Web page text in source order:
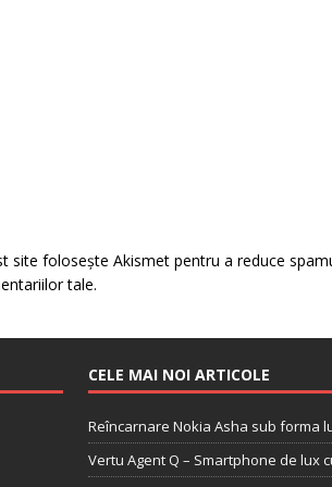
site folosește Akismet pentru a reduce
tale.
CELE MAI NOI ARTICOLE
Reîncarnare Nokia Asha sub forma
Vertu Agent Q – Smartphone de lux